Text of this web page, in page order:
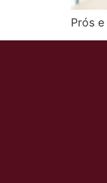
Prós